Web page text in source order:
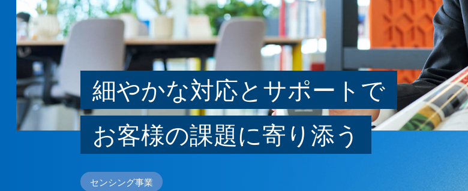
細やかな対応とサポートで
お客様の課題に寄り添う
センシング事業